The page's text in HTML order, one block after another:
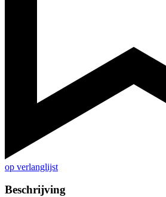
op verlanglijst
Beschrijving